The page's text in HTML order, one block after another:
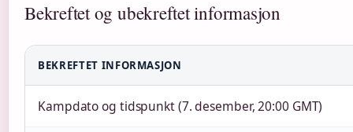
Bekreftet og ubekreftet informasjon
BEKREFTET INFORMASJON
Kampdato og tidspunkt (7. desember, 20:00 GMT)